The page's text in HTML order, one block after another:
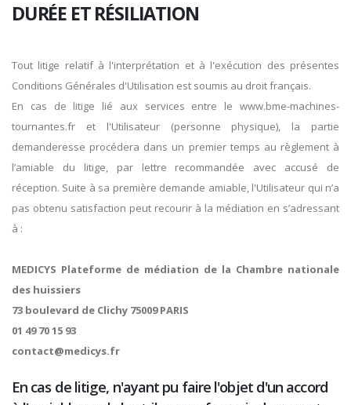
DURÉE ET RÉSILIATION
Tout litige relatif à l'interprétation et à l'exécution des présentes
Conditions Générales d'Utilisation est soumis au droit français.
En cas de litige lié aux services entre le www.bme-machines-
tournantes.fr et l'Utilisateur (personne physique), la partie
demanderesse procédera dans un premier temps au règlement à
l’amiable du litige, par lettre recommandée avec accusé de
réception. Suite à sa première demande amiable, l'Utilisateur qui n’a
pas obtenu satisfaction peut recourir à la médiation en s’adressant
à :
MEDICYS Plateforme de médiation de la Chambre nationale
des huissiers
73 boulevard de Clichy 75009 PARIS
01 49 70 15 93
contact@medicys.fr
En cas de litige, n'ayant pu faire l'objet d'un accord